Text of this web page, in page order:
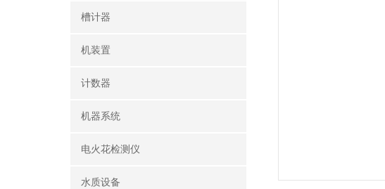
槽计器
机装置
计数器
机器系统
电火花检测仪
水质设备